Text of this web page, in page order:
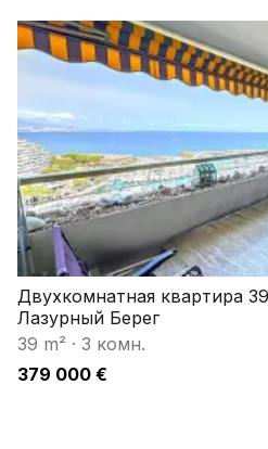
Двухкомнатная квартира
Лазурный Берег
39 m² · 3 комн.
379 000 €